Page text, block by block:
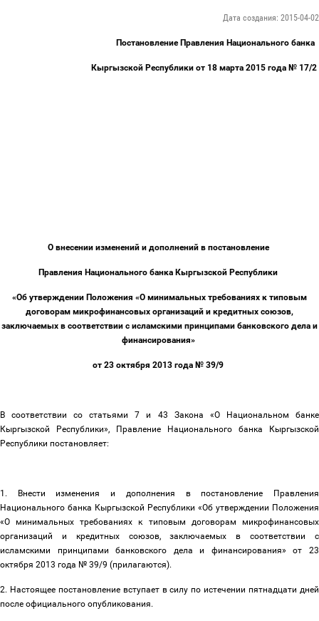
Дата создания: 2015-04-02
Постановление Правления Национального банка
Кыргызской Республики от 18 марта 2015 года № 17/2
О внесении изменений и дополнений в постановление
Правления Национального банка Кыргызской Республики
«Об утверждении Положения «О минимальных требованиях к типовым
договорам микрофинансовых организаций и кредитных союзов,
заключаемых в соответствии с исламскими принципами банковского дела и
финансирования»
от 23 октября 2013 года № 39/9
В соответствии со статьями 7 и 43 Закона «О Национальном банке
Кыргызской Республики», Правление Национального банка Кыргызской
Республики постановляет:
1. Внести изменения и дополнения в постановление Правления
Национального банка Кыргызской Республики «Об утверждении Положения
«О минимальных требованиях к типовым договорам микрофинансовых
организаций и кредитных союзов, заключаемых в соответствии с
исламскими принципами банковского дела и финансирования» от 23
октября 2013 года № 39/9 (прилагаются).
2. Настоящее постановление вступает в силу по истечении пятнадцати дней
после официального опубликования.